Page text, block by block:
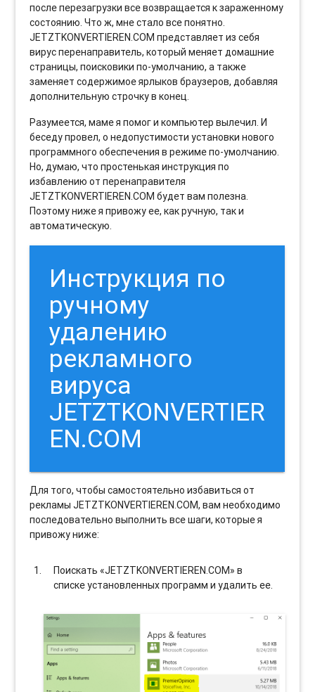
после перезагрузки все возвращается к зараженному
состоянию. Что ж, мне стало все понятно.
JETZTKONVERTIEREN.COM представляет из себя
вирус перенаправитель, который меняет домашние
страницы, поисковики по-умолчанию, а также
заменяет содержимое ярлыков браузеров, добавляя
дополнительную строчку в конец.
Разумеется, маме я помог и компьютер вылечил. И
беседу провел, о недопустимости установки нового
программного обеспечения в режиме по-умолчанию.
Но, думаю, что простенькая инструкция по
избавлению от перенаправителя
JETZTKONVERTIEREN.COM будет вам полезна.
Поэтому ниже я привожу ее, как ручную, так и
автоматическую.
Инструкция по
ручному
удалению
рекламного
вируса
JETZTKONVERTIER
EN.COM
Для того, чтобы самостоятельно избавиться от
рекламы JETZTKONVERTIEREN.COM, вам необходимо
последовательно выполнить все шаги, которые я
привожу ниже:
Поискать «JETZTKONVERTIEREN.COM» в
списке установленных программ и удалить ее.